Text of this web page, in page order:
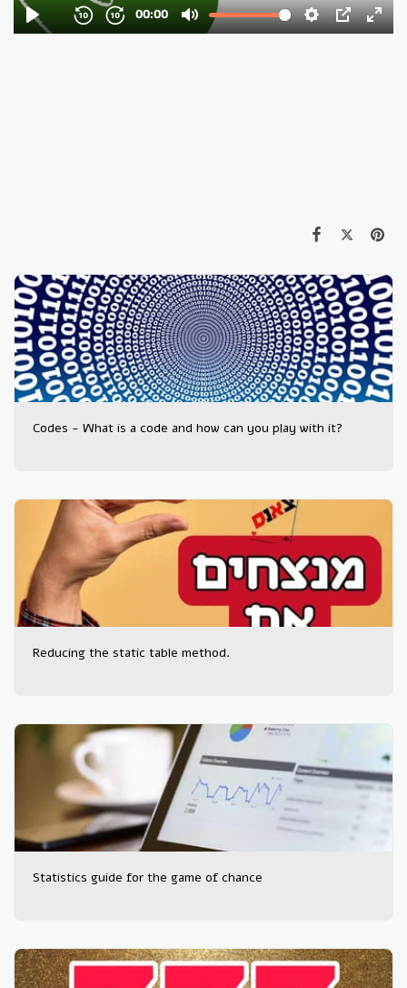
Codes - What is a code and how can you play with it?
Reducing the static table method.
Statistics guide for the game of chance